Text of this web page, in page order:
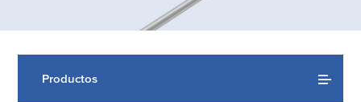
Productos